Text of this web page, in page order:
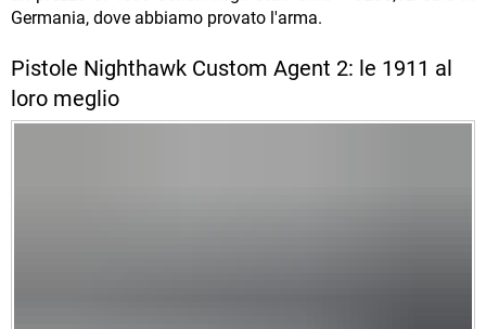
Germania, dove abbiamo provato l'arma.
Pistole Nighthawk Custom Agent 2: le 1911 al
loro meglio